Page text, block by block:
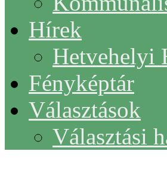
Hírek
Hetvehelyi
Fényképtár
Választások
Választási